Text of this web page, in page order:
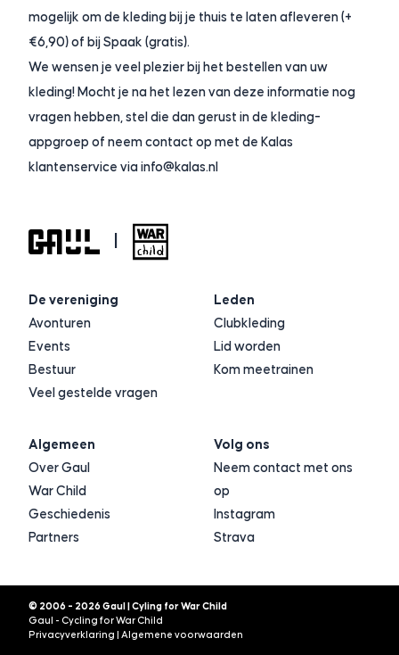
mogelijk om de kleding bij je thuis te laten afleveren (+
€6,90) of bij Spaak (gratis).
We wensen je veel plezier bij het bestellen van uw
kleding! Mocht je na het lezen van deze informatie nog
vragen hebben, stel die dan gerust in de kleding-
appgroep of neem contact op met de Kalas
klantenservice viainfo@kalas.nl
De vereniging
Avonturen
Events
Bestuur
Veel gestelde vragen
Leden
Clubkleding
Lid worden
Kom meetrainen
Algemeen
Over Gaul
War Child
Geschiedenis
Partners
Volg ons
Neem contact met ons
op
Instagram
Strava
© 2006 - 2026 Gaul | Cyling for War Child
Gaul - Cycling for War Child
Privacyverklaring |Algemene voorwaarden